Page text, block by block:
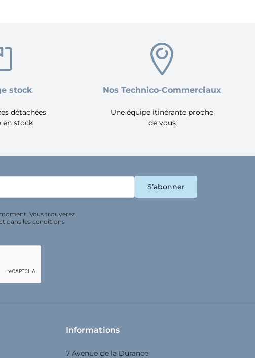
stock
détachées
en stock
Nos Technico-Commerciaux
Une équipe itinérante proche
de vous
Vous trouverez
dans les conditions
Informations
7 Avenue de la Durance